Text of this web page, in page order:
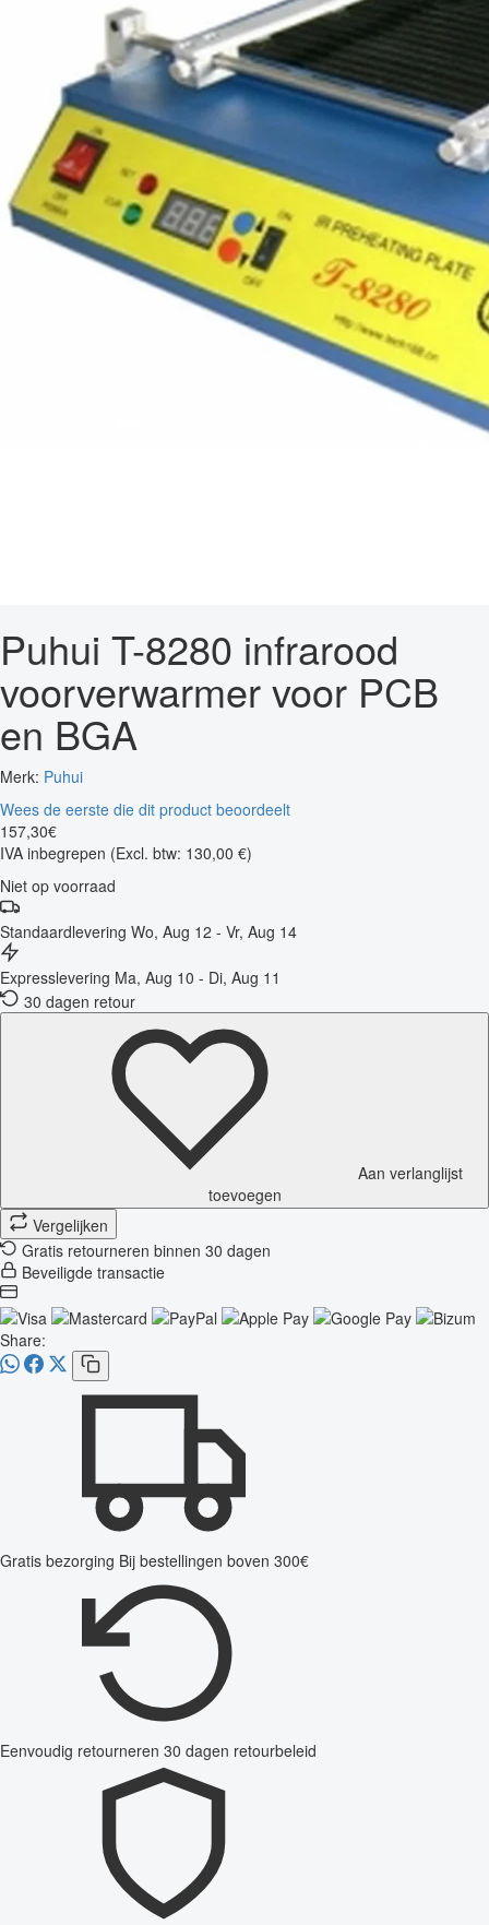
Puhui T-8280 infrarood
voorverwarmer voor PCB
en BGA
Merk: Puhui
Wees de eerste die dit product beoordeelt
157,30€
IVA inbegrepen (Excl. btw: 130,00 €)
Niet op voorraad
Standaardlevering Wo, Aug 12 - Vr, Aug 14
Expresslevering Ma, Aug 10 - Di, Aug 11
30 dagen retour
Aan verlanglijst
toevoegen
Vergelijken
Gratis retourneren binnen 30 dagen
Beveiligde transactie
Share:
Gratis bezorging Bij bestellingen boven 300€
Eenvoudig retourneren 30 dagen retourbeleid